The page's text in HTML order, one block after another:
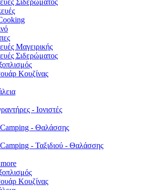
Σιδερώματος
Μαγειρικής
Σιδερώματος
Κουζίνας
- Ιονιστές
- Θαλάσσης
- Ταξιδιού - Θαλάσσης
Κουζίνας